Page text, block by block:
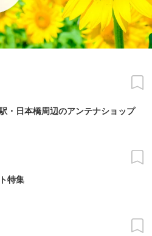
・日本橋周辺のアンテナショップ
特集